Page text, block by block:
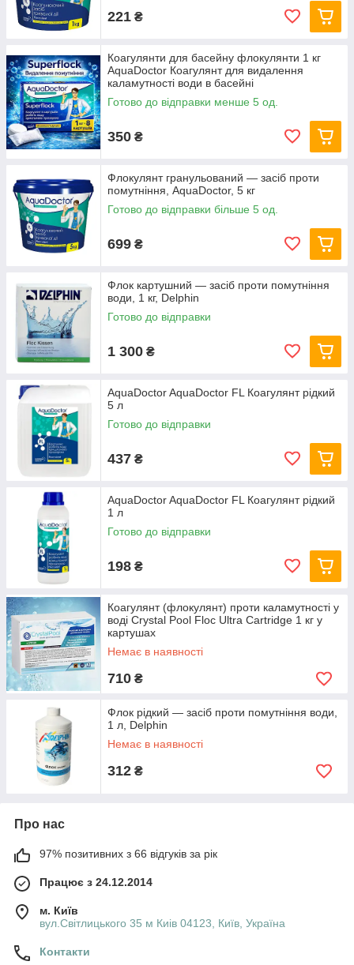
Рідкі, картриджні та гранульовані флокулянти
У цьому розділі представлений великий асортимент рідких,
води в басейні, що відкриває перед вами прекрасні
можливості для вибору.
Ми завжди раді допомогти вам у виборі товару. У нас
величезний досвід роботи в даній сфері і ми прекрасно
розбираємося у всіх тонкощах обслуговування басейнів.
Переконайтеся в цьому на власному досвіді — набирайте
221 ₴
Коагулянти для басейну флокулянти 1 кг
AquaDoctor Коагулянт для видалення
каламутності води в басейні
Готово до відправки менше 5 од.
350 ₴
Флокулянт гранульований — засіб проти
помутніння, AquaDoctor, 5 кг
Готово до відправки більше 5 од.
699 ₴
Флок картушний — засіб проти помутніння
води, 1 кг, Delphin
Готово до відправки
1 300 ₴
AquaDoctor AquaDoctor FL Коагулянт рідкий
5 л
Готово до відправки
437 ₴
AquaDoctor AquaDoctor FL Коагулянт рідкий
1 л
Готово до відправки
198 ₴
Коагулянт (флокулянт) проти каламутності у
воді Crystal Pool Floc Ultra Cartridge 1 кг у
картушах
Немає в наявності
710 ₴
Флок рідкий — засіб проти помутніння води,
1 л, Delphin
Немає в наявності
312 ₴
Про нас
97% позитивних з 66 відгуків за рік
Працює з 24.12.2014
м. Київ
вул.Світлицького 35 м Киів 04123, Київ, Україна
Контакти